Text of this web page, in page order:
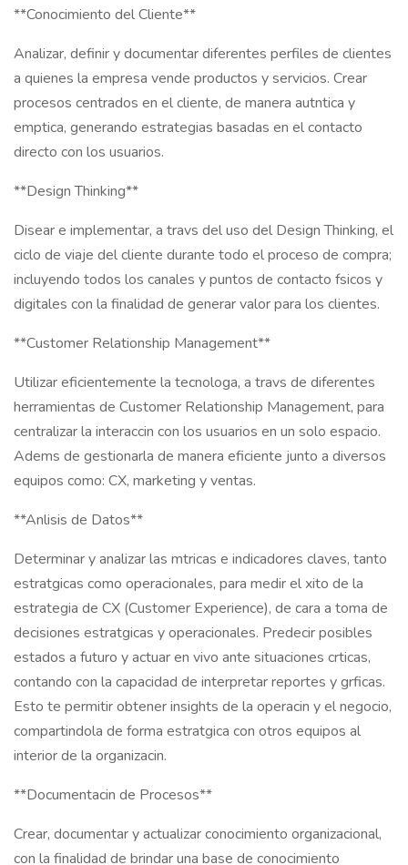
**Conocimiento del Cliente**
Analizar, definir y documentar diferentes perfiles de clientes
a quienes la empresa vende productos y servicios. Crear
procesos centrados en el cliente, de manera autntica y
emptica, generando estrategias basadas en el contacto
directo con los usuarios.
**Design Thinking**
Disear e implementar, a travs del uso del Design Thinking, el
ciclo de viaje del cliente durante todo el proceso de compra;
incluyendo todos los canales y puntos de contacto fsicos y
digitales con la finalidad de generar valor para los clientes.
**Customer Relationship Management**
Utilizar eficientemente la tecnologa, a travs de diferentes
herramientas de Customer Relationship Management, para
centralizar la interaccin con los usuarios en un solo espacio.
Adems de gestionarla de manera eficiente junto a diversos
equipos como: CX, marketing y ventas.
**Anlisis de Datos**
Determinar y analizar las mtricas e indicadores claves, tanto
estratgicas como operacionales, para medir el xito de la
estrategia de CX (Customer Experience), de cara a toma de
decisiones estratgicas y operacionales. Predecir posibles
estados a futuro y actuar en vivo ante situaciones crticas,
contando con la capacidad de interpretar reportes y grficas.
Esto te permitir obtener insights de la operacin y el negocio,
compartindola de forma estratgica con otros equipos al
interior de la organizacin.
**Documentacin de Procesos**
Crear, documentar y actualizar conocimiento organizacional,
con la finalidad de brindar una base de conocimiento